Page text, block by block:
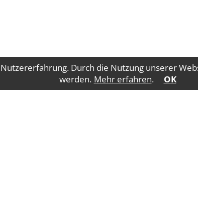
Durch die Nutzung unserer
werden. Mehr erfahren. OK